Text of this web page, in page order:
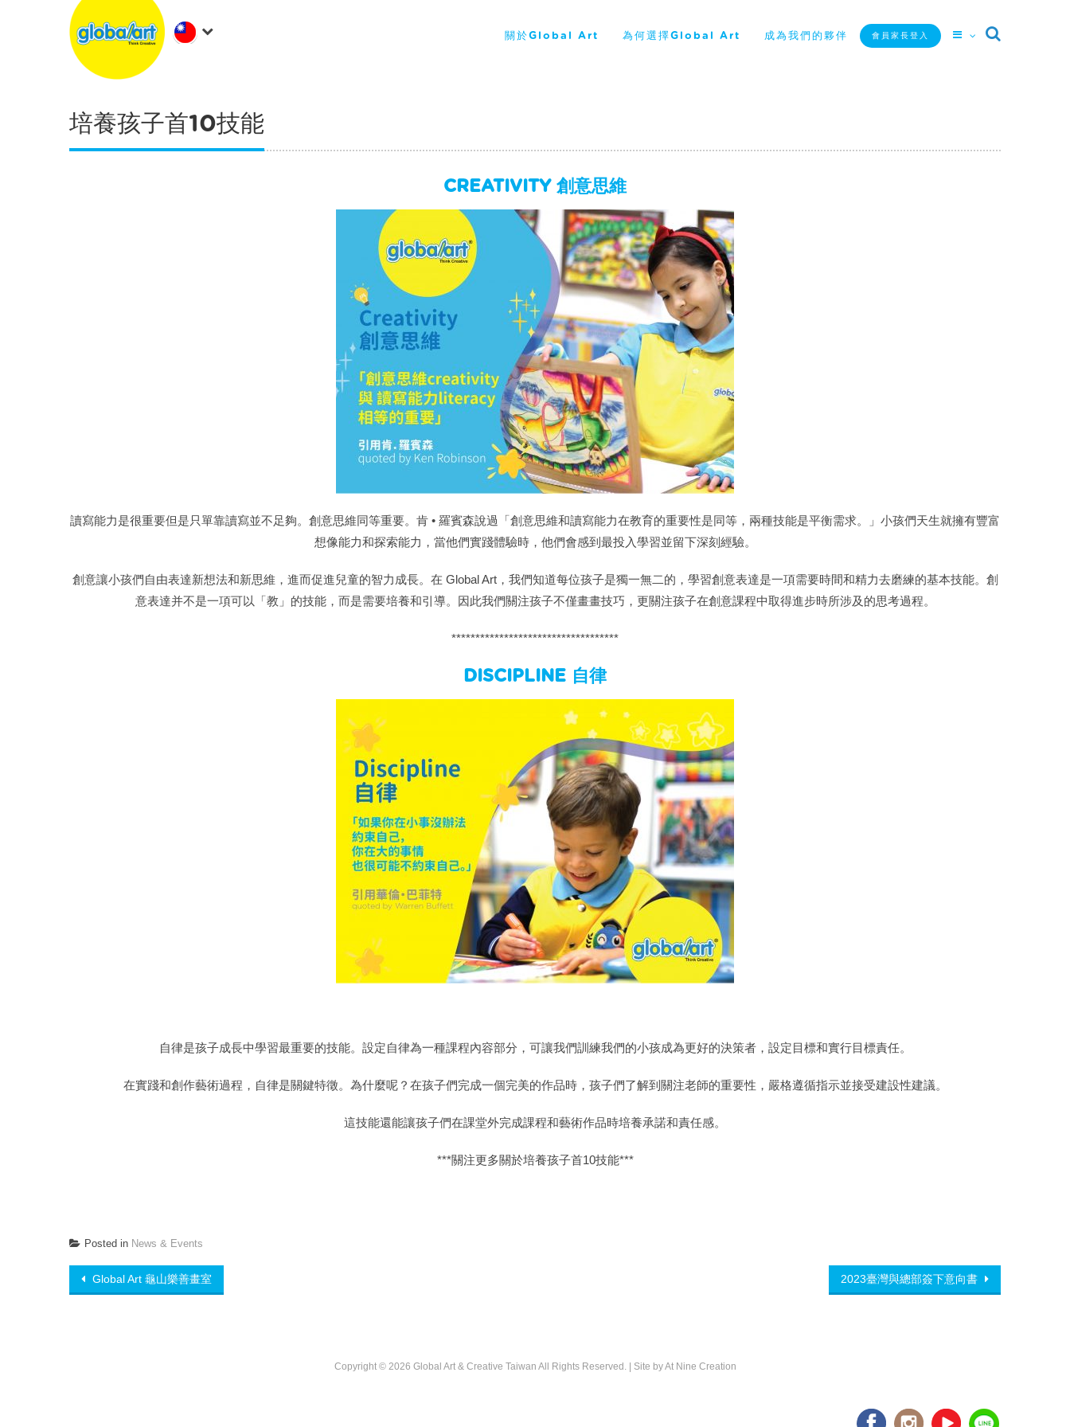
關於Global Art 為何選擇Global Art 成為我們的夥伴 會員家長登入
培養孩子首10技能
CREATIVITY 創意思維
讀寫能力是很重要但是只單靠讀寫並不足夠。創意思維同等重要。肯 • 羅賓森說過「創意思維和讀寫能力在教育的重要性是同等，兩種技能是平衡需求。」小孩們天生就擁有豐富
想像能力和探索能力，當他們實踐體驗時，他們會感到最投入學習並留下深刻經驗。
創意讓小孩們自由表達新想法和新思維，進而促進兒童的智力成長。在 Global Art，我們知道每位孩子是獨一無二的，學習創意表達是一項需要時間和精力去磨練的基本技能。創
意表達并不是一項可以「教」的技能，而是需要培養和引導。因此我們關注孩子不僅畫畫技巧，更關注孩子在創意課程中取得進步時所涉及的思考過程。
***********************************
DISCIPLINE 自律
自律是孩子成長中學習最重要的技能。設定自律為一種課程內容部分，可讓我們訓練我們的小孩成為更好的決策者，設定目標和實行目標責任。
在實踐和創作藝術過程，自律是關鍵特徵。為什麼呢？在孩子們完成一個完美的作品時，孩子們了解到關注老師的重要性，嚴格遵循指示並接受建設性建議。
這技能還能讓孩子們在課堂外完成課程和藝術作品時培養承諾和責任感。
***關注更多關於培養孩子首10技能***
Posted in News & Events
Post navigation
Global Art 龜山樂善畫室 2023臺灣與總部簽下意向書
Copyright © 2026 Global Art & Creative Taiwan All Rights Reserved. | Site byAt Nine Creation